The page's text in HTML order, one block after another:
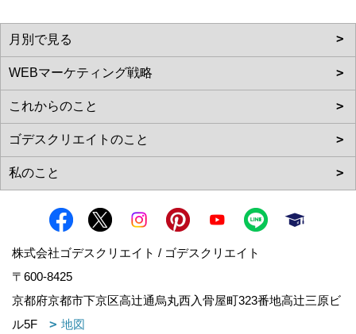
株式会社ゴデスクリエイト / ゴデスクリエイト
〒600-8425
京都府京都市下京区高辻通烏丸西入骨屋町323番地高辻三原ビ
ル5F
地図